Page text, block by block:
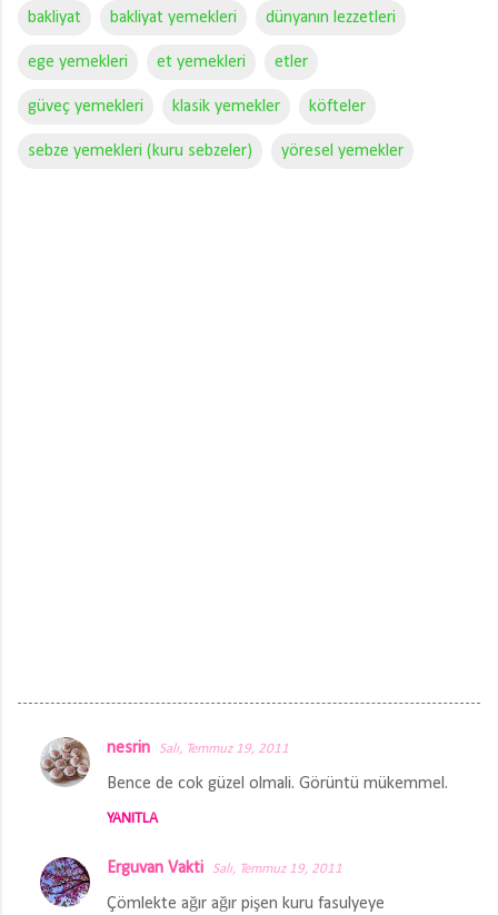
bakliyat bakliyat yemekleri dünyanın lezzetleri
ege yemekleri et yemekleri etler
güveç yemekleri klasik yemekler köfteler
sebze yemekleri (kuru sebzeler) yöresel yemekler
Y
m
nesrin Salı, Temmuz 19, 2011
Bence de cok güzel olmali. Görüntü mükemmel.
YANITLA
Erguvan Vakti Salı, Temmuz 19, 2011
Çömlekte ağır ağır pişen kuru fasulyeye